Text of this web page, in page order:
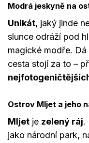
Modrá jeskyně na
Unikát, jaký jinde
slunce odráží pod
magické modře.
cesta stojí za to –
Ostrov Mljet a jeho
Mljet je zelený ráj.
jako národní park,